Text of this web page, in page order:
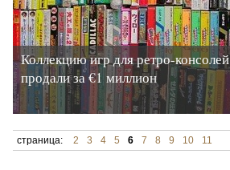
Коллекцию игр для ретро-консолей
продали за €‎1 миллион
страница: 2 3 4 5 6 7 8 9 10 11